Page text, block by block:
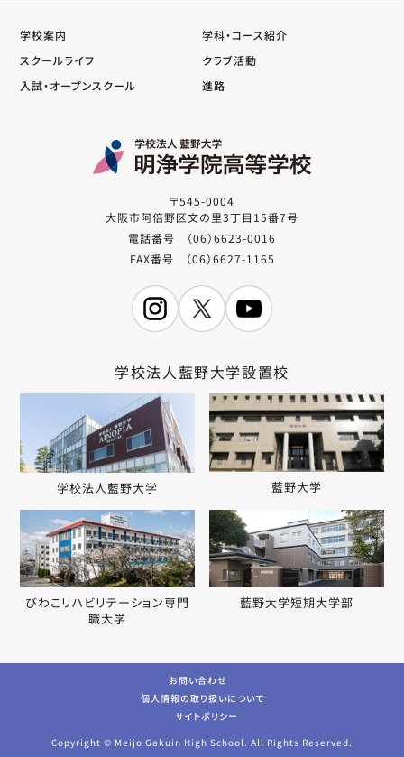
〒545-0004
大阪市阿倍野区文の里3丁目15番7号
電話番号 （06）6623-0016
FAX番号 （06）6627-1165
学校法人藍野大学設置校
学校法人藍野大学 藍野大学
びわこリハビリテーション専門
職大学
藍野大学短期大学部
学校案内
学科・コース紹介
スクールライフ
クラブ活動
入試・オープンスクール
進路
お問い合わせ
個人情報の取り扱いについて
サイトポリシー
Copyright © Meijo Gakuin High School. All Rights Reserved.